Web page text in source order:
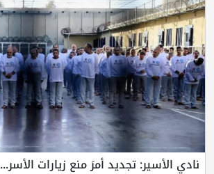
نادي الأسير: تجديد أمرَ منع زيارات الأسر...